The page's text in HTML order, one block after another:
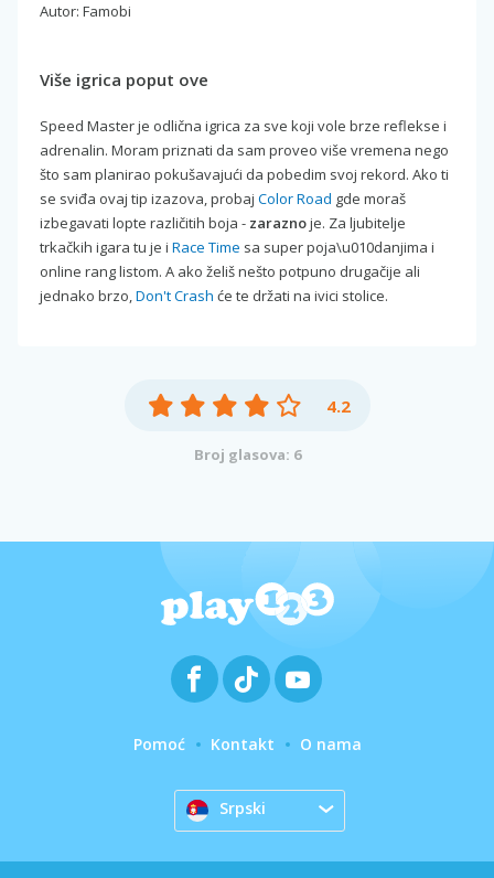
Autor: Famobi
Više igrica poput ove
Speed Master je odlična igrica za sve koji vole brze reflekse i
adrenalin. Moram priznati da sam proveo više vremena nego
što sam planirao pokušavajući da pobedim svoj rekord. Ako ti
se sviđa ovaj tip izazova, probaj Color Road gde moraš
izbegavati lopte različitih boja - zaraznoje. Za ljubitelje
trkačkih igara tu je i Race Time sa super poja\u010danjima i
online rang listom. A ako želiš nešto potpuno drugačije ali
jednako brzo,Don't Crash će te držati na ivici stolice.
4.2
Broj glasova: 6
Pomoć Kontakt O nama
Srpski